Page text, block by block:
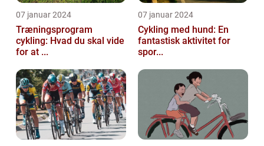
07 januar 2024
Træningsprogram
cykling: Hvad du skal vide
for at ...
07 januar 2024
Cykling med hund: En
fantastisk aktivitet for
spor...